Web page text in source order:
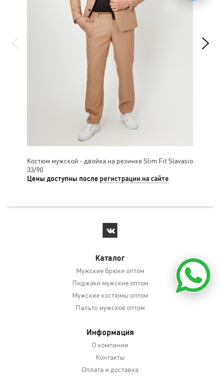
Костюм мужской - двойка на резинке Slim Fit Slavasio
33/90
Цены доступны после регистрации на сайте
Каталог
Мужские брюки оптом
Пиджаки мужские оптом
Мужские костюмы оптом
Пальто мужское оптом
Информация
О компании
Контакты
Оплата и доставка